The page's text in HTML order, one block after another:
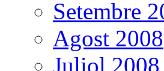
Setembre
Agost 2008
Juliol 2008